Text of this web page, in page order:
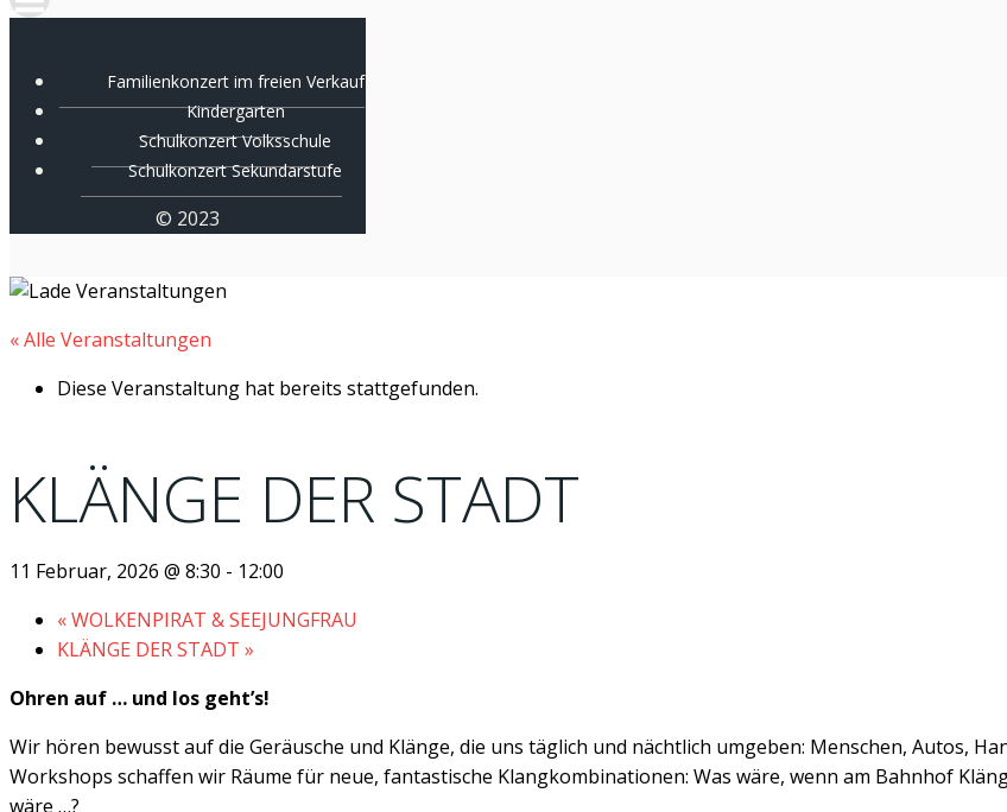
Familienkonzert im freien Verkauf
Kindergarten
Schulkonzert Volksschule
Schulkonzert Sekundarstufe
© 2023
« Alle Veranstaltungen
Diese Veranstaltung hat bereits stattgefunden.
KLÄNGE DER STADT
11 Februar, 2026 @ 8:30 - 12:00
«WOLKENPIRAT & SEEJUNGFRAU
KLÄNGE DER STADT »
Ohren auf … und los geht’s!
Wir hören bewusst auf die Geräusche und Klänge, die uns täglich und nächtlich umgeben: Menschen, Autos,
Workshops schaffen wir Räume für neue, fantastische Klangkombinationen: Was wäre, wenn am Bahnhof
wäre …?